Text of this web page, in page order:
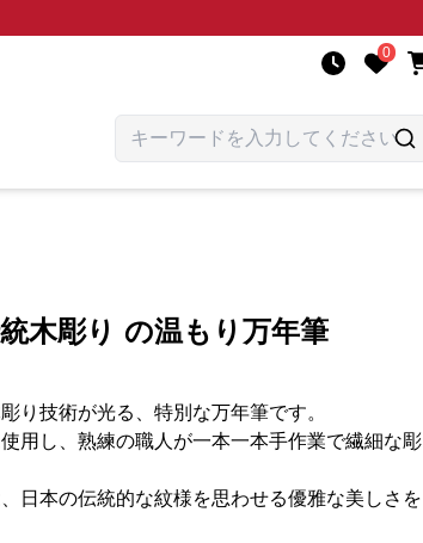
0
統木彫り の温もり万年筆
り技術が光る、特別な万年筆です。
用し、熟練の職人が一本一本手作業で繊細な彫
日本の伝統的な紋様を思わせる優雅な美しさを